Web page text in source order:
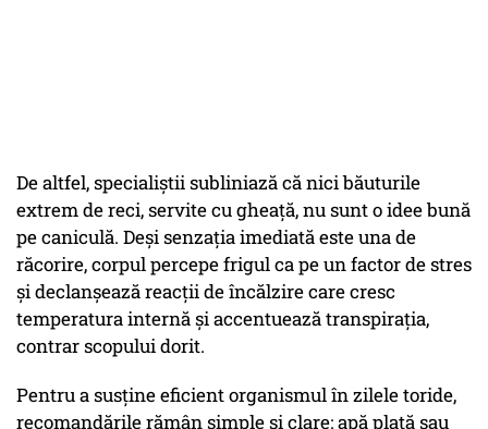
De altfel, specialiștii subliniază că nici băuturile
extrem de reci, servite cu gheață, nu sunt o idee bună
pe caniculă. Deși senzația imediată este una de
răcorire, corpul percepe frigul ca pe un factor de stres
și declanșează reacții de încălzire care cresc
temperatura internă și accentuează transpirația,
contrar scopului dorit.
Pentru a susține eficient organismul în zilele toride,
recomandările rămân simple și clare: apă plată sau